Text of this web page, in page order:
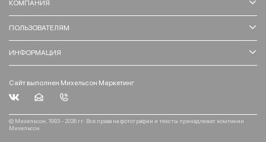
КОМПАНИЯ
ПОЛЬЗОВАТЕЛЯМ
ИНФОРМАЦИЯ
Сайт выполнен Михельсон Маркетинг
© Михельсон, 1993 - 2026 гг. Все права на фотографии и тексты принадлежат компании
Михельсон.